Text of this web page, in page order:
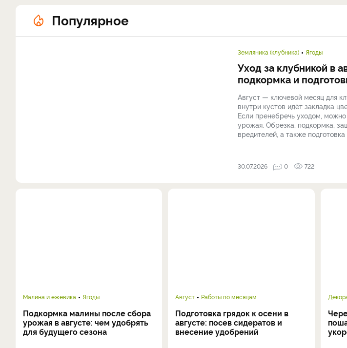
Популярное
Земляника (клубника) Ягоды
Уход за клубникой в
подкормка и
Август — ключевой месяц для
внутри кустов идёт закладка
Если пренебречь уходом,
урожая. Обрезка, подкормка,
вредителей, а также подготовка
30.07.2026 0 722
Малина и ежевика Ягоды
Подкормка малины после сбора
урожая в августе: чем удобрять
для будущего сезона
Август Работы по месяцам
Подготовка грядок к осени в
августе: посев сидератов и
внесение удобрений